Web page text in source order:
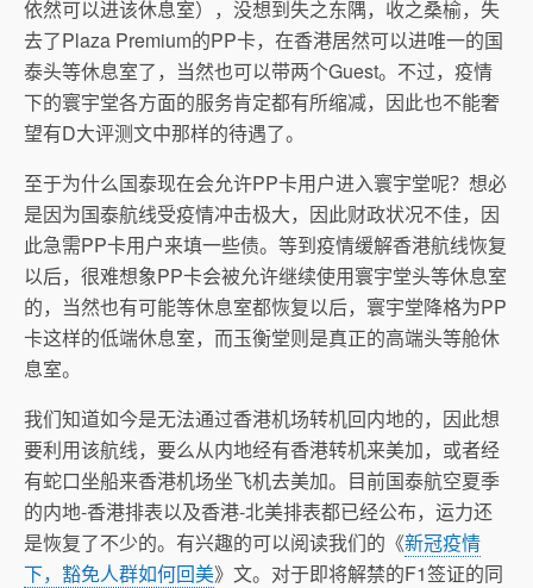
依然可以进该休息室），没想到失之东隅，收之桑榆，失
去了Plaza Premium的PP卡，在香港居然可以进唯一的国
泰头等休息室了，当然也可以带两个Guest。不过，疫情
下的寰宇堂各方面的服务肯定都有所缩减，因此也不能奢
望有D大评测文中那样的待遇了。
至于为什么国泰现在会允许PP卡用户进入寰宇堂呢？想必
是因为国泰航线受疫情冲击极大，因此财政状况不佳，因
此急需PP卡用户来填一些债。等到疫情缓解香港航线恢复
以后，很难想象PP卡会被允许继续使用寰宇堂头等休息室
的，当然也有可能等休息室都恢复以后，寰宇堂降格为PP
卡这样的低端休息室，而玉衡堂则是真正的高端头等舱休
息室。
我们知道如今是无法通过香港机场转机回内地的，因此想
要利用该航线，要么从内地经有香港转机来美加，或者经
有蛇口坐船来香港机场坐飞机去美加。目前国泰航空夏季
的内地-香港排表以及香港-北美排表都已经公布，运力还
是恢复了不少的。有兴趣的可以阅读我们的《新冠疫情
下，豁免人群如何回美》文。对于即将解禁的F1签证的同